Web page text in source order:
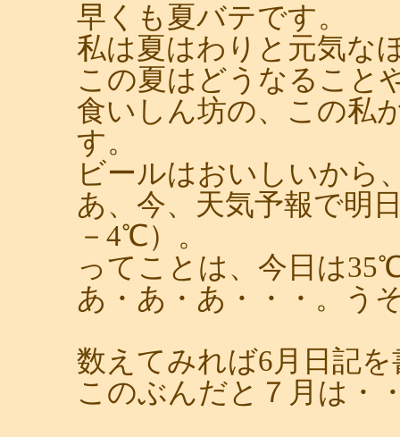
早くも夏バテです。
私は夏はわりと元気な
この夏はどうなること
食いしん坊の、この私
す。
ビールはおいしいから
あ、今、天気予報で明
－4℃）。
ってことは、今日は
あ・あ・あ・・・。う
数えてみれば6月日記
このぶんだと７月は・